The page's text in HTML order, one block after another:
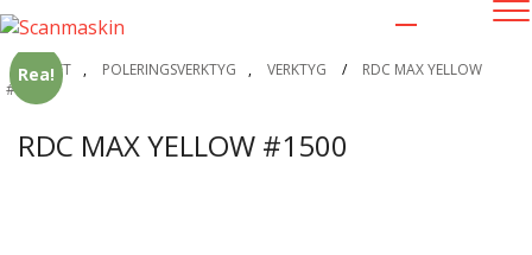
OUTLET , POLERINGSVERKTYG , VERKTYG /
RDC MAX YELLOW
#1500
RDC MAX YELLOW #1500
Rea!